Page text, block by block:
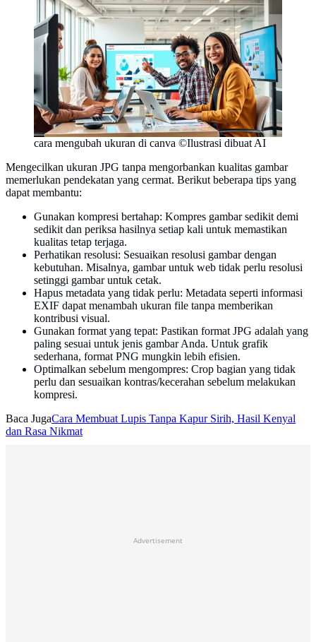
cara mengubah ukuran di canva ©Ilustrasi dibuat AI
Mengecilkan ukuran JPG tanpa mengorbankan kualitas gambar
memerlukan pendekatan yang cermat. Berikut beberapa tips yang
dapat membantu:
Gunakan kompresi bertahap: Kompres gambar sedikit demi
sedikit dan periksa hasilnya setiap kali untuk memastikan
kualitas tetap terjaga.
Perhatikan resolusi: Sesuaikan resolusi gambar dengan
kebutuhan. Misalnya, gambar untuk web tidak perlu resolusi
setinggi gambar untuk cetak.
Hapus metadata yang tidak perlu: Metadata seperti informasi
EXIF dapat menambah ukuran file tanpa memberikan
kontribusi visual.
Gunakan format yang tepat: Pastikan format JPG adalah yang
paling sesuai untuk jenis gambar Anda. Untuk grafik
sederhana, format PNG mungkin lebih efisien.
Optimalkan sebelum mengompres: Crop bagian yang tidak
perlu dan sesuaikan kontras/kecerahan sebelum melakukan
kompresi.
Baca JugaCara Membuat Lupis Tanpa Kapur Sirih, Hasil Kenyal
dan Rasa Nikmat
Advertisement